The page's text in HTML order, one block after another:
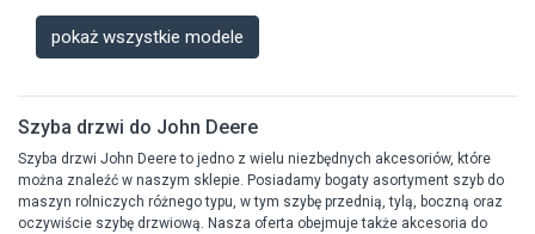
pokaż wszystkie modele
Szyba drzwi do John Deere
Szyba drzwi John Deere to jedno z wielu niezbędnych akcesoriów, które
można znaleźć w naszym sklepie. Posiadamy bogaty asortyment szyb do
maszyn rolniczych różnego typu, w tym szybę przednią, tylą, boczną oraz
oczywiście szybę drzwiową. Nasza oferta obejmuje także akcesoria do